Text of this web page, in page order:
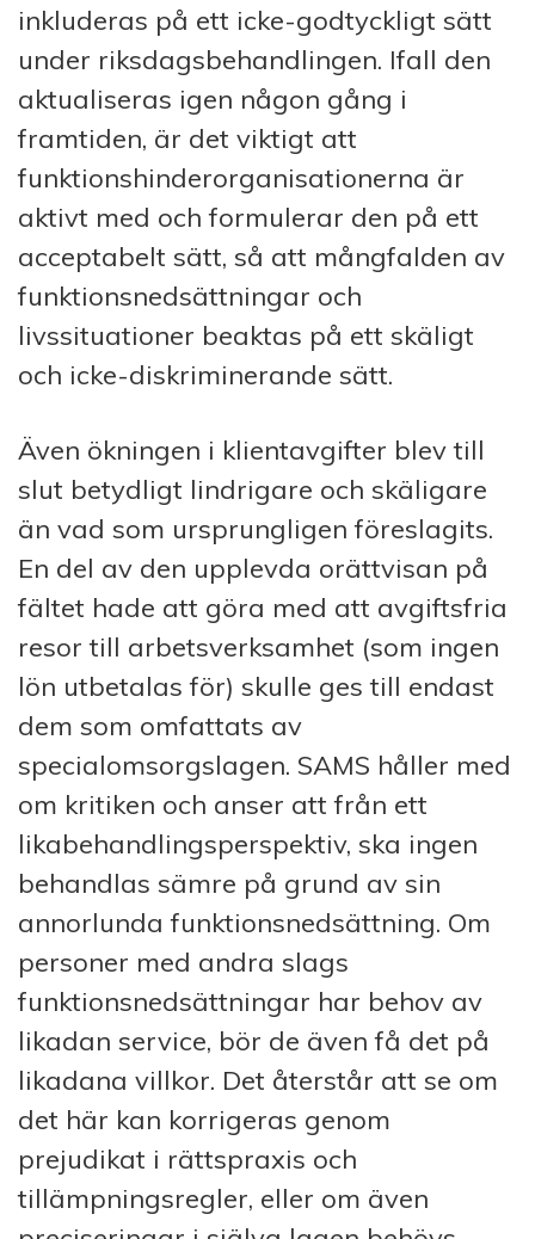
inkluderas på ett icke-godtyckligt sätt
under riksdagsbehandlingen. Ifall den
aktualiseras igen någon gång i
framtiden, är det viktigt att
funktionshinderorganisationerna är
aktivt med och formulerar den på ett
acceptabelt sätt, så att mångfalden av
funktionsnedsättningar och
livssituationer beaktas på ett skäligt
och icke-diskriminerande sätt.
Även ökningen i klientavgifter blev till
slut betydligt lindrigare och skäligare
än vad som ursprungligen föreslagits.
En del av den upplevda orättvisan på
fältet hade att göra med att avgiftsfria
resor till arbetsverksamhet (som ingen
lön utbetalas för) skulle ges till endast
dem som omfattats av
specialomsorgslagen. SAMS håller med
om kritiken och anser att från ett
likabehandlingsperspektiv, ska ingen
behandlas sämre på grund av sin
annorlunda funktionsnedsättning. Om
personer med andra slags
funktionsnedsättningar har behov av
likadan service, bör de även få det på
likadana villkor. Det återstår att se om
det här kan korrigeras genom
prejudikat i rättspraxis och
tillämpningsregler, eller om även